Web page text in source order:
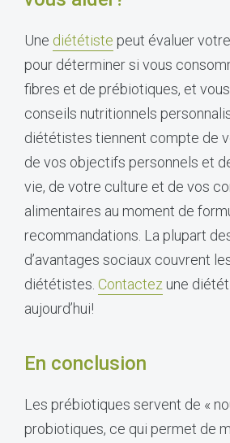
Une diététiste peut évaluer
pour déterminer si vous
fibres et de prébiotiques, et
conseils nutritionnels
diététistes tiennent compte de
de vos objectifs personnels et
vie, de votre culture et de vos
alimentaires au moment de
recommandations. La plupart
d’avantages sociaux couvrent
diététistes. Contactez une
aujourd’hui!
En conclusion
Les prébiotiques servent de «
probiotiques, ce qui permet de